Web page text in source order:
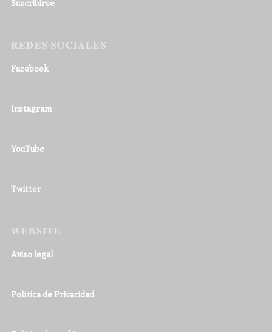
Suscribirse
REDES SOCIALES
Facebook
Instagram
YouTube
Twitter
WEBSITE
Aviso legal
Política de Privacidad